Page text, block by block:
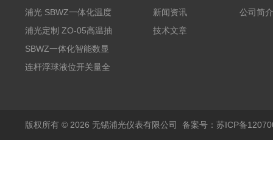
浦光 SBWZ一体化温度
变送器传感器 防爆热电
阻PT100 数显远传4-
20mA2
浦光定制 ZO-05高温抽
气式氧化锆分析仪 防爆
耐腐蚀检测仪
SBWZ一体化智能数显
温度变送器传感器防爆
连杆浮球液位开关量全
新闻资讯
技术文章
公司简介
版权所有 © 2026 无锡浦光仪表有限公司 备案号：苏ICP备